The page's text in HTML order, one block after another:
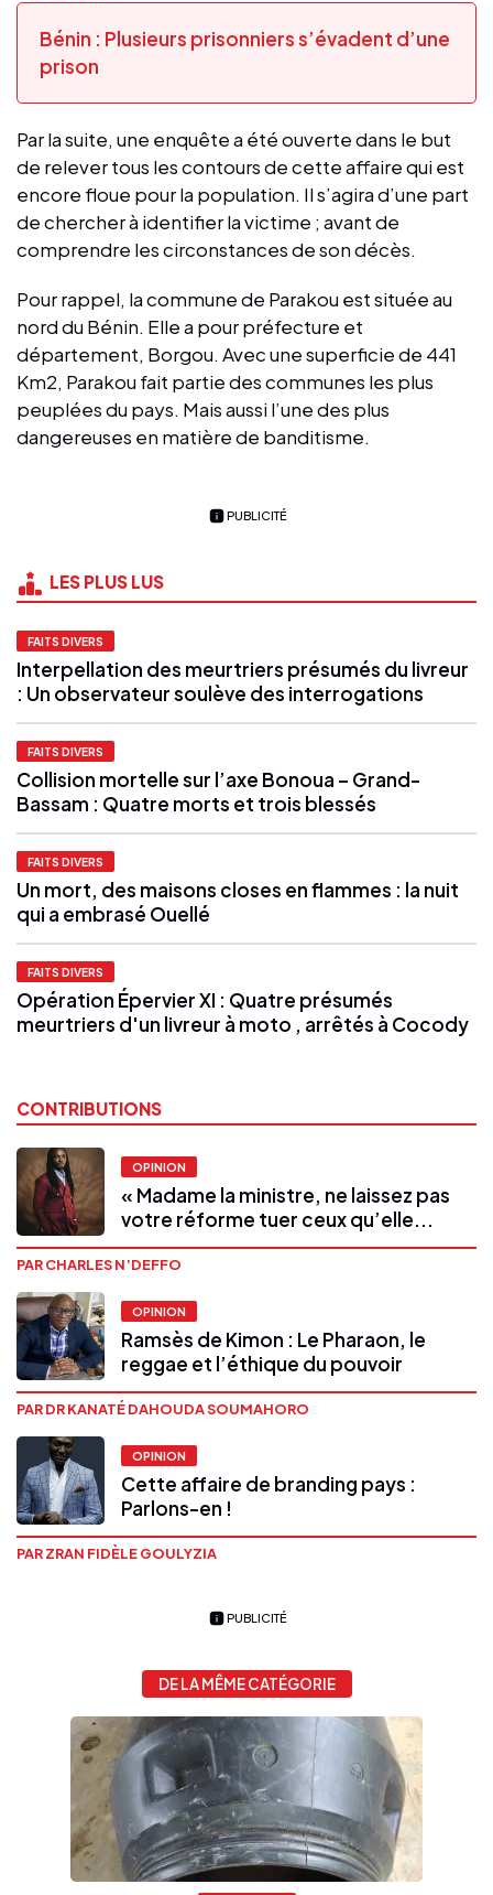
Bénin : Plusieurs prisonniers s’évadent d’une
prison
Par la suite, une enquête a été ouverte dans le but
de relever tous les contours de cette affaire qui est
encore floue pour la population. Il s’agira d’une part
de chercher à identifier la victime ; avant de
comprendre les circonstances de son décès.
Pour rappel, la commune de Parakou est située au
nord du Bénin. Elle a pour préfecture et
département, Borgou. Avec une superficie de 441
Km2, Parakou fait partie des communes les plus
peuplées du pays. Mais aussi l’une des plus
dangereuses en matière de banditisme.
PUBLICITÉ
LES PLUS LUS
FAITS DIVERS
Interpellation des meurtriers présumés du livreur
: Un observateur soulève des interrogations
FAITS DIVERS
Collision mortelle sur l’axe Bonoua – Grand-
Bassam : Quatre morts et trois blessés
FAITS DIVERS
Un mort, des maisons closes en flammes : la nuit
qui a embrasé Ouellé
FAITS DIVERS
Opération Épervier XI : Quatre présumés
meurtriers d'un livreur à moto , arrêtés à Cocody
CONTRIBUTIONS
OPINION
« Madame la ministre, ne laissez pas
votre réforme tuer ceux qu’elle...
PAR CHARLES N’DEFFO
OPINION
Ramsès de Kimon : Le Pharaon, le
reggae et l’éthique du pouvoir
PAR DR KANATÉ DAHOUDA SOUMAHORO
OPINION
Cette affaire de branding pays :
Parlons-en !
PAR ZRAN FIDÈLE GOULYZIA
PUBLICITÉ
DE LA MÊME CATÉGORIE